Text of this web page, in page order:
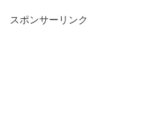
スポンサーリンク